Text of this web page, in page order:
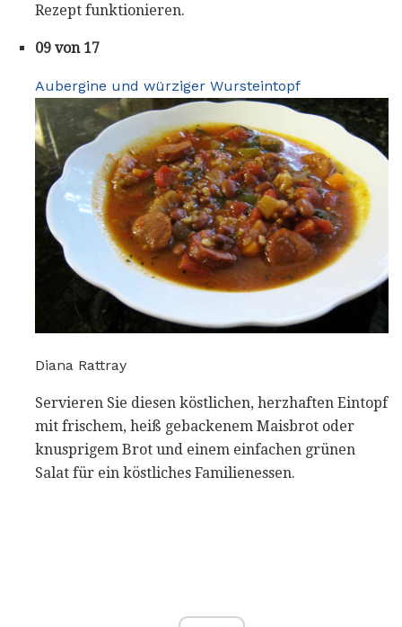
Rezept funktionieren.
09 von 17
Aubergine und würziger Wursteintopf
Diana Rattray
Servieren Sie diesen köstlichen, herzhaften Eintopf
mit frischem, heiß gebackenem Maisbrot oder
knusprigem Brot und einem einfachen grünen
Salat für ein köstliches Familienessen.